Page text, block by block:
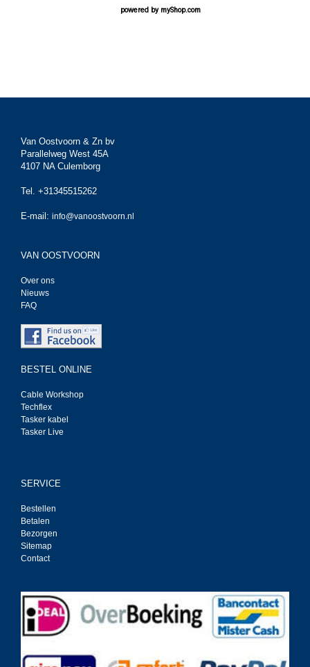
powered by myShop.com
Van Oostvoorn & Zn bv
Parallelweg West 45A
4107 NA Culemborg
Tel. +31345515262
E-mail: info@vanoostvoorn.nl
VAN OOSTVOORN
Over ons
Nieuws
FAQ
BESTEL ONLINE
Cable Workshop
Techflex
Tasker kabel
Tasker Live
SERVICE
Bestellen
Betalen
Bezorgen
Sitemap
Contact